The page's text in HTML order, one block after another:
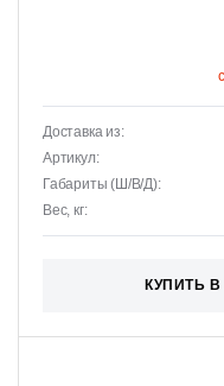
Доставка из:
Артикул:
Габариты (Ш/В/Д):
Вес, кг:
КУПИТЬ В